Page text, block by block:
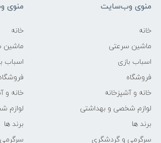
منوی وب‌سایت
خانه
ماشین سرعتی
اسباب بازی
فروشگاه
خانه و آشپزخانه
لوازم شخصی و بهداشتی
برند ها
سرگرمی و گردشگری
منوی
خانه
ماشین
اسباب
خانه و
لوازم
برند ها